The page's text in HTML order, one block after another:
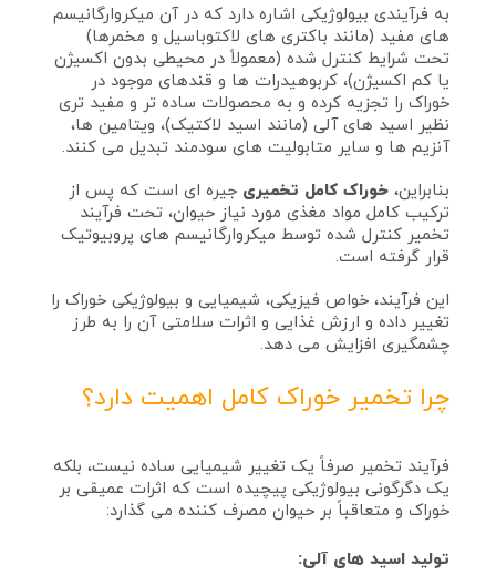
به فرآیندی بیولوژیکی اشاره دارد که در آن میکروارگانیسم‌
های مفید (مانند باکتری‌ های لاکتوباسیل و مخمرها)
تحت شرایط کنترل شده (معمولاً در محیطی بدون اکسیژن
یا کم اکسیژن)، کربوهیدرات‌ ها و قندهای موجود در
خوراک را تجزیه کرده و به محصولات ساده‌ تر و مفید تری
نظیر اسید های آلی (مانند اسید لاکتیک)، ویتامین‌ ها،
آنزیم‌ ها و سایر متابولیت‌ های سودمند تبدیل می‌ کنند.
بنابراین،خوراک کامل تخمیری جیره‌ ای است که پس از
ترکیب کامل مواد مغذی مورد نیاز حیوان، تحت فرآیند
تخمیر کنترل شده توسط میکروارگانیسم‌ های پروبیوتیک
قرار گرفته است.
این فرآیند، خواص فیزیکی، شیمیایی و بیولوژیکی خوراک را
تغییر داده و ارزش غذایی و اثرات سلامتی آن را به طرز
چشمگیری افزایش می‌ دهد.
چرا تخمیر خوراک کامل اهمیت دارد؟
فرآیند تخمیر صرفاً یک تغییر شیمیایی ساده نیست، بلکه
یک دگرگونی بیولوژیکی پیچیده است که اثرات عمیقی بر
خوراک و متعاقباً بر حیوان مصرف‌ کننده می‌ گذارد:
تولید اسید های آلی: